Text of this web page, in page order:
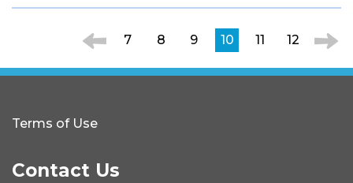
7 8 9 10 11 12
Terms of Use
Contact Us